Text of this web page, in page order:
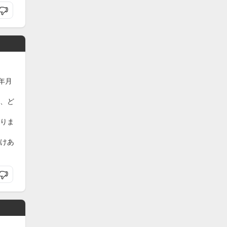
月
ど
ま
あ